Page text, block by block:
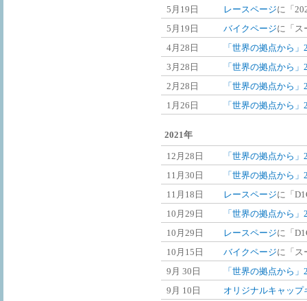
5月19日
レースページに「
5月19日
バイクページに「ス
4月28日
「世界の拠点から
3月28日
「世界の拠点から
2月28日
「世界の拠点から
1月26日
「世界の拠点から
2021年
12月28日
「世界の拠点から
11月30日
「世界の拠点から
11月18日
レースページに「
10月29日
「世界の拠点から
10月29日
レースページに「
10月15日
バイクページに「ス
9月 30日
「世界の拠点から
9月 10日
オリジナルキャッ